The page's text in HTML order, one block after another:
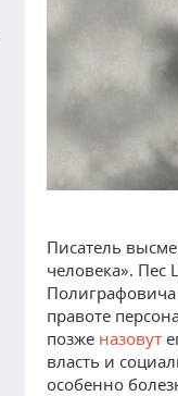
Писатель
человека». Пес
правоте
позже назовут
власть и
особенно